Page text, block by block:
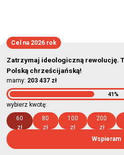
Cel na 2026 rok
Zatrzymaj ideologiczną rewolucję.
Polską chrześcijańską!
mamy: 203 437 zł
41%
wybierz kwotę:
60
zł
80
zł
100
zł
200
zł
Wspieram